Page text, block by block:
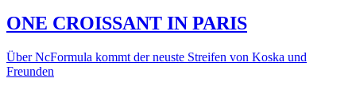
ONE CROISSANT IN PARIS
Über NcFormula kommt der neuste Streifen von Koska und
Freunden